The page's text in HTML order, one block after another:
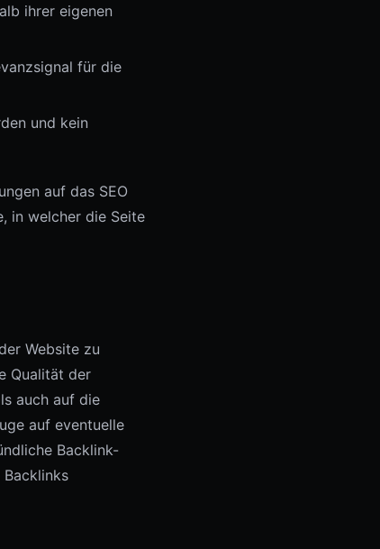
ihrer eigenen
für die
und kein
auf das SEO
in welcher die Seite
Website zu
Qualität der
auch auf die
auf eventuelle
Backlink-